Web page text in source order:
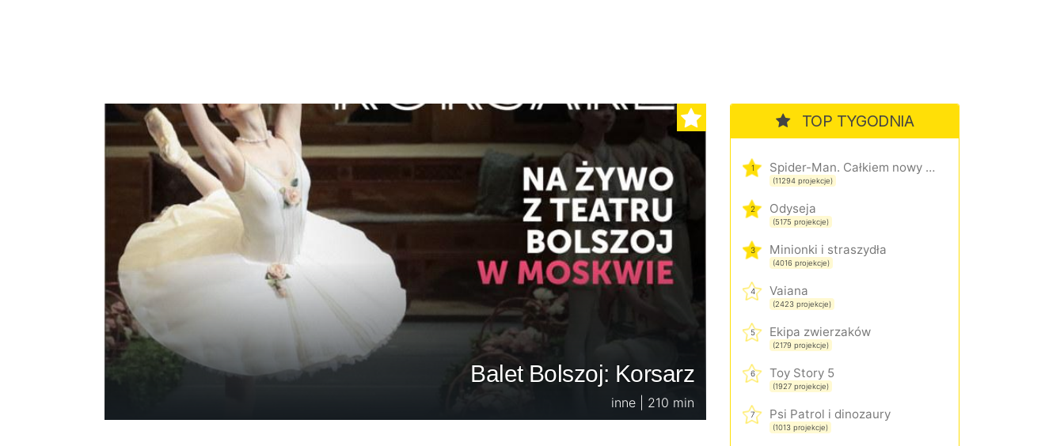
Balet Bolszoj: Korsarz
inne | 210 min
TOP TYGODNIA
1 Spider-Man. Całkiem nowy dzień
(11294 projekcje)
2 Odyseja
(5175 projekcje)
3 Minionki i straszydła
(4016 projekcje)
4 Vaiana
(2423 projekcje)
5 Ekipa zwierzaków
(2179 projekcje)
6 Toy Story 5
(1927 projekcje)
7 Psi Patrol i dinozaury
(1013 projekcje)